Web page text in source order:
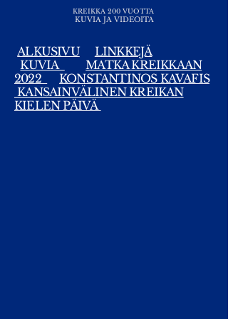
KREIKKA 200 VUOTTA
KUVIA JA VIDEOITA
ALKUSIVU
LINKKEJÄ
KUVIA
MATKA KREIKKAAN
2022
KONSTANTINOS KAVAFIS
KANSAINVÄLINEN KREIKAN
KIELEN PÄIVÄ